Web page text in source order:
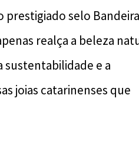
prestigiado selo
realça a beleza
sustentabilidade e a
joias catarinenses que